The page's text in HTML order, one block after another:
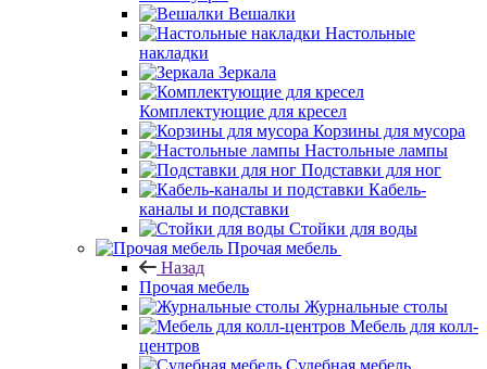
Вешалки
Настольные
накладки
Зеркала
Комплектующие для кресел
Корзины для мусора
Настольные лампы
Подставки для ног
Кабель-
каналы и подставки
Стойки для воды
Прочая мебель
Назад
Прочая мебель
Журнальные столы
Мебель для колл-
центров
Судебная мебель